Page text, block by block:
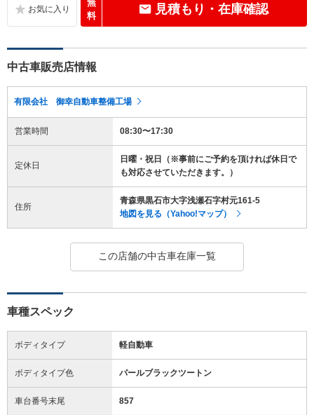
無
料
見積もり・在庫確認
中古車販売店情報
有限会社 御幸自動車整備工場
営業時間 08:30〜17:30
定休日
日曜・祝日（※事前にご予約を頂ければ休日で
も対応させていただきます。）
住所
青森県黒石市大字浅瀬石字村元161-5
地図を見る（Yahoo!マップ）
この店舗の中古車在庫一覧
車種スペック
ボディタイプ 軽自動車
ボディタイプ色 パールブラックツートン
車台番号末尾 857